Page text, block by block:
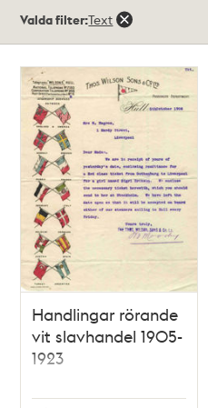
träffar
Valda filter:Text
Handlingar rörande
vit slavhandel 1905-
1923